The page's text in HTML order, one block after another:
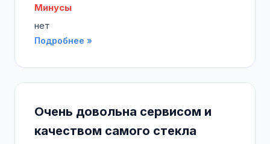
Минусы
нет
Подробнее »
Очень довольна сервисом и
качеством самого стекла